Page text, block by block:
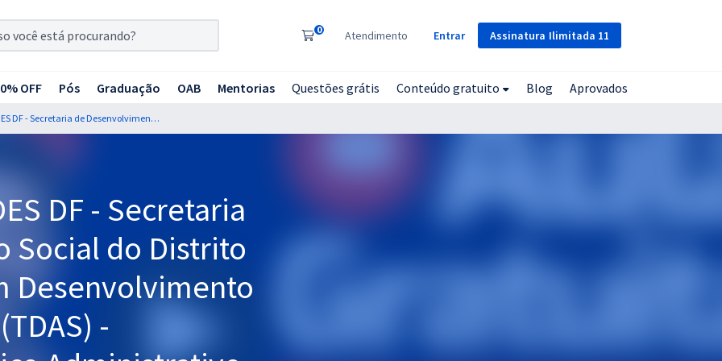
Assinatura Ilimitada 11
0 Atendimento Entrar
OFF Pós Graduação OAB Mentorias Questões grátis Conteúdo gratuito Blog Aprovados
Curso Gratuito - SEDES DF - Secretaria de Desenvolvimento Social do Distrito Federal - Técnico em Desenvolvimento e Assistência Social (TDAS) - Especialidade: Técnico Administrativo (Cargo 202) - (Pós-edital)
DF - Secretaria
Social do Distrito
Desenvolvimento
-